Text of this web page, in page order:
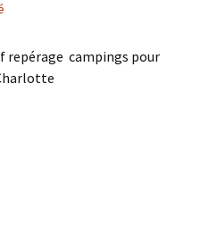
repérage campings pour